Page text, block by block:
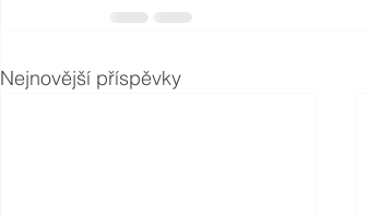
Nejnovější příspěvky